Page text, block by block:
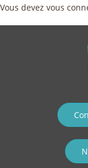
Vous devez vous